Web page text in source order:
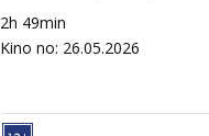
2h 49min
Kino no: 26.05.2026